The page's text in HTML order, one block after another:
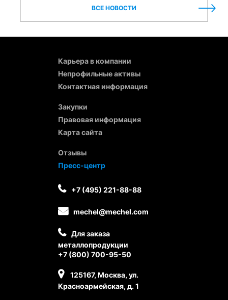
ВСЕ НОВОСТИ
Карьера в компании
Непрофильные активы
Контактная информация
Закупки
Правовая информация
Карта сайта
Отзывы
Пресс-центр
+7 (495) 221-88-88
mechel@mechel.com
Для заказа
металлопродукции
+7 (800) 700-95-50
125167, Москва, ул.
Красноармейская, д. 1